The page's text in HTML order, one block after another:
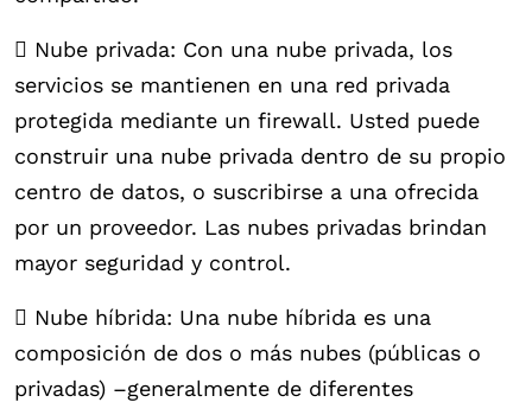
 Nube privada: Con una nube privada, los
servicios se mantienen en una red privada
protegida mediante un firewall. Usted puede
construir una nube privada dentro de su propio
centro de datos, o suscribirse a una ofrecida
por un proveedor. Las nubes privadas brindan
mayor seguridad y control.
 Nube híbrida: Una nube híbrida es una
composición de dos o más nubes (públicas o
privadas) –generalmente de diferentes